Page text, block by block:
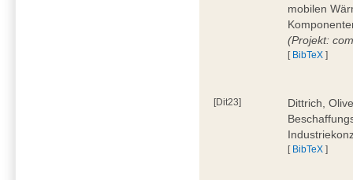
mobilen
(Projekt:
[ BibTeX ]
[Dit23]
Dittrich,
[ BibTeX ]